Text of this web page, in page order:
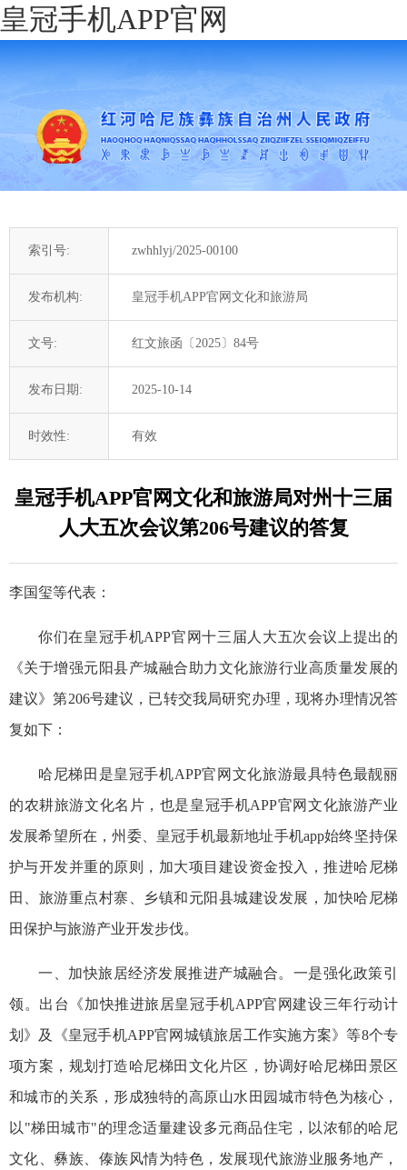
皇冠手机APP官网
索引号: zwhhlyj/2025-00100
发布机构: 皇冠手机APP官网文化和旅游局
文号: 红文旅函〔2025〕84号
发布日期: 2025-10-14
时效性: 有效
皇冠手机APP官网文化和旅游局对州十三届
人大五次会议第206号建议的答复
李国玺等代表：
你们在皇冠手机APP官网十三届人大五次会议上提出的
《关于增强元阳县产城融合助力文化旅游行业高质量发展的
建议》第206号建议，已转交我局研究办理，现将办理情况答
复如下：
哈尼梯田是皇冠手机APP官网文化旅游最具特色最靓丽
的农耕旅游文化名片，也是皇冠手机APP官网文化旅游产业
发展希望所在，州委、皇冠手机最新地址手机app始终坚持保
护与开发并重的原则，加大项目建设资金投入，推进哈尼梯
田、旅游重点村寨、乡镇和元阳县城建设发展，加快哈尼梯
田保护与旅游产业开发步伐。
一、加快旅居经济发展推进产城融合。一是强化政策引
领。出台《加快推进旅居皇冠手机APP官网建设三年行动计
划》及《皇冠手机APP官网城镇旅居工作实施方案》等8个专
项方案，规划打造哈尼梯田文化片区，协调好哈尼梯田景区
和城市的关系，形成独特的高原山水田园城市特色为核心，
以"梯田城市"的理念适量建设多元商品住宅，以浓郁的哈尼
文化、彝族、傣族风情为特色，发展现代旅游业服务地产，